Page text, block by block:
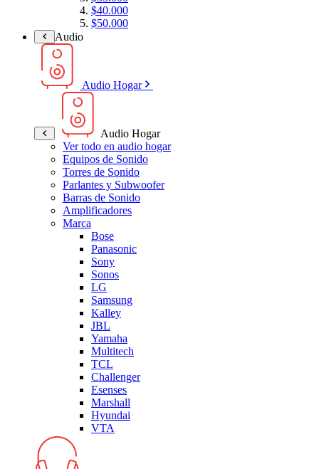
$40.000
$50.000
Audio
Audio Hogar
Audio Hogar
Ver todo en audio hogar
Equipos de Sonido
Torres de Sonido
Parlantes y Subwoofer
Barras de Sonido
Amplificadores
Marca
Bose
Panasonic
Sony
Sonos
LG
Samsung
Kalley
JBL
Yamaha
Multitech
TCL
Challenger
Esenses
Marshall
Hyundai
VTA